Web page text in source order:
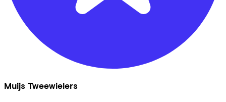
Muijs Tweewielers